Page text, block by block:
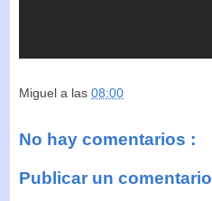
Miguel a las 08:00
No hay comentarios :
Publicar un comentario